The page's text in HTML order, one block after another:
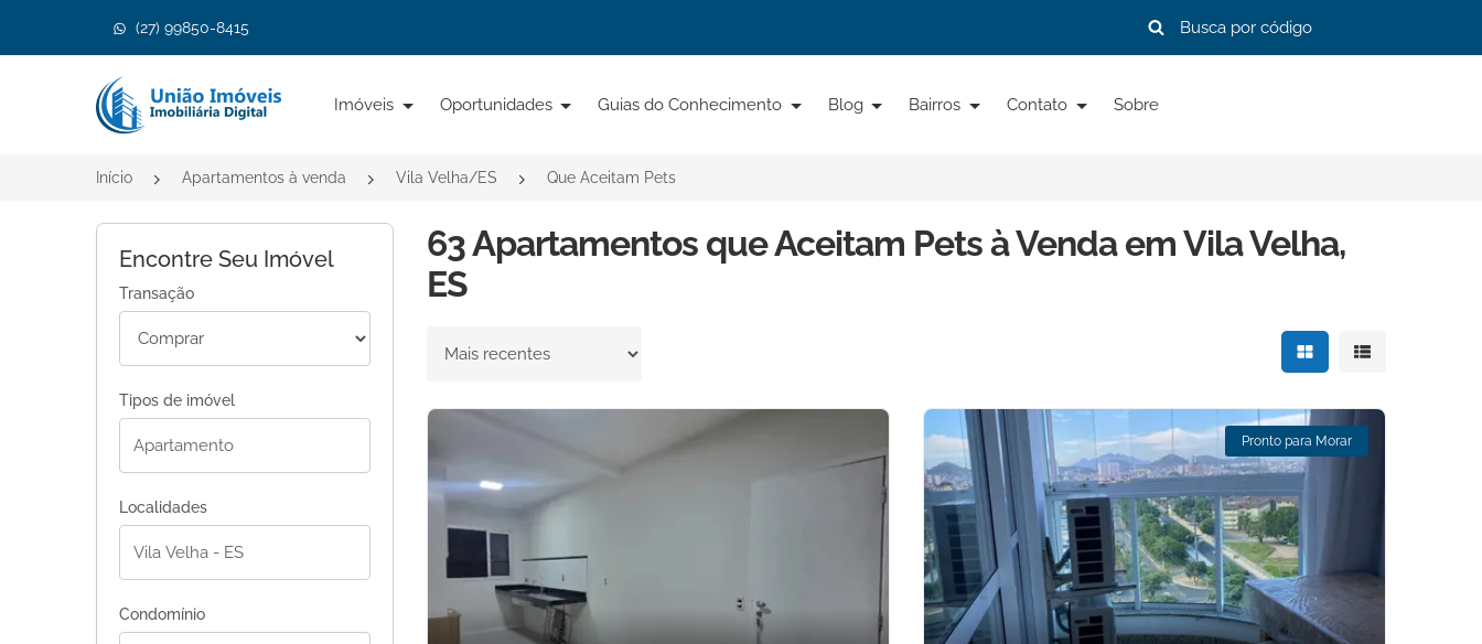
(27) 99850-8415
Página inicial
Imóveis Oportunidades Guias do Conhecimento Blog Bairros Contato Sobre
Início Apartamentos à venda Vila Velha/ES Que Aceitam Pets
Encontre Seu Imóvel
Transação
Tipos de imóvel
Localidades
Condomínio
63 Apartamentos que Aceitam Pets à Venda em Vila Velha,
ES
Ordenar por Mostrar resultados
Mostrar
Pronto para Morar